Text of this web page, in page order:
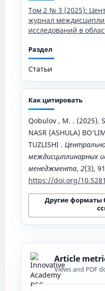
Том 2 № 3 (2025):
журнал
исследований в
Раздел
Статьи
Как цитировать
Qobulov , M. . (2025).
NASR (ASHULA)
TUZLISHI .
междисциплинарных
менеджмента, 2(3),
https://doi.org/
Другие форматы
Article
Views and PDF